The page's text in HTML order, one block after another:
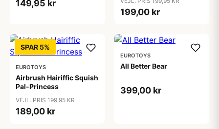
149,95 kr
199,00 kr
SPAR 5%
EUROTOYS
Airbrush Hairiffic Squish
Pal-Princess
VEJL. PRIS 199,95 KR
189,00 kr
EUROTOYS
All Better Bear
399,00 kr